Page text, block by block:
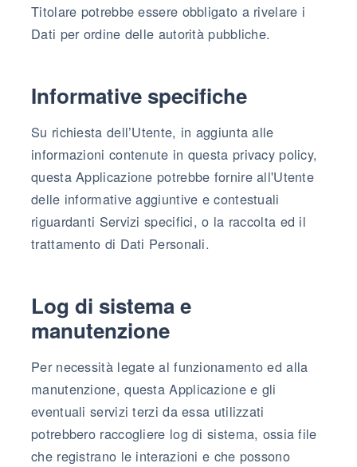
Titolare potrebbe essere obbligato a rivelare i
Dati per ordine delle autorità pubbliche.
Informative specifiche
Su richiesta dell’Utente, in aggiunta alle
informazioni contenute in questa privacy policy,
questa Applicazione potrebbe fornire all'Utente
delle informative aggiuntive e contestuali
riguardanti Servizi specifici, o la raccolta ed il
trattamento di Dati Personali.
Log di sistema e
manutenzione
Per necessità legate al funzionamento ed alla
manutenzione, questa Applicazione e gli
eventuali servizi terzi da essa utilizzati
potrebbero raccogliere log di sistema, ossia file
che registrano le interazioni e che possono